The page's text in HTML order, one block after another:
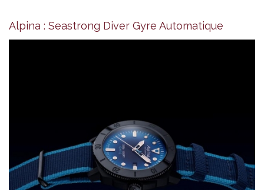
Alpina : Seastrong Diver Gyre Automatique